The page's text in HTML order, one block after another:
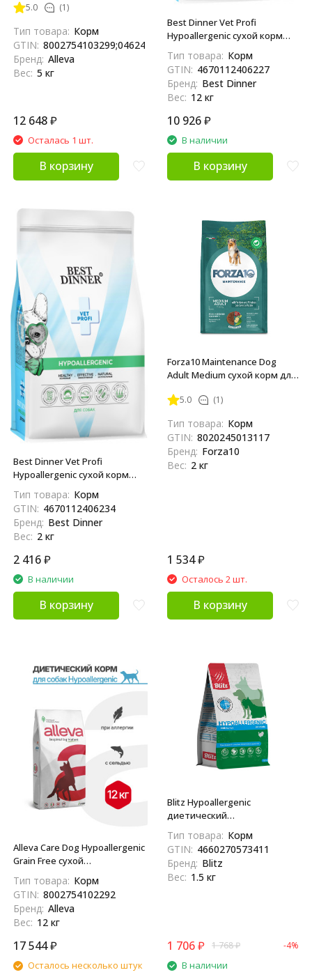
пищевой аллергии - 5 кг
5.0 (1)
Тип товара: Корм
GTIN: 8002754103299;04624837890229;4624837890229
Бренд: Alleva
Вес: 5 кг
12 648₽
Осталась 1 шт.
В корзину
Best Dinner Vet Profi
Hypoallergenic сухой корм
аллергии и
непереносимости - 12 кг
Тип товара: Корм
GTIN: 4670112406227
Бренд: Best Dinner
Вес: 12 кг
10 926₽
В наличии
В корзину
Best Dinner Vet Profi
Hypoallergenic сухой корм
аллергии и
непереносимости - 2 кг
Тип товара: Корм
GTIN: 4670112406234
Бренд: Best Dinner
Вес: 2 кг
2 416₽
В наличии
В корзину
Forza10 Maintenance Dog
Adult Medium сухой корм для
пород с олениной и
5.0 (1)
Тип товара: Корм
GTIN: 8020245013117
Бренд: Forza10
Вес: 2 кг
1 534₽
Осталось 2 шт.
В корзину
Alleva Care Dog Hypoallergenic
Grain Free сухой
взрослых собак при аллергии
- 12 кг
Тип товара: Корм
GTIN: 8002754102292
Бренд: Alleva
Вес: 12 кг
17 544₽
Осталось несколько штук
Blitz Hypoallergenic
диетический
для взрослых собак при
пищевой аллергии - 1,5 кг
Тип товара: Корм
GTIN: 4660270573411
Бренд: Blitz
Вес: 1.5 кг
1 706₽ 1 768₽ -4%
В наличии